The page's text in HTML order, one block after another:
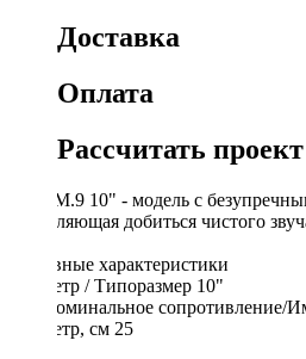
Доставка
Оплата
Рассчитать проект
Pride М.9 10" - модель с
позволяющая добиться чистого
Основные характеристики
Диаметр / Типоразмер 10"
Re (Номинальное
Диаметр, см 25